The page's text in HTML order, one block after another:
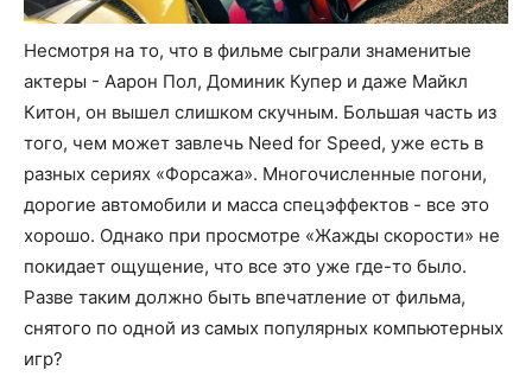
Несмотря на то, что в фильме сыграли знаменитые
актеры - Аарон Пол, Доминик Купер и даже Майкл
Китон, он вышел слишком скучным. Большая часть из
того, чем может завлечь Need for Speed, уже есть в
разных сериях «Форсажа». Многочисленные погони,
дорогие автомобили и масса спецэффектов - все это
хорошо. Однако при просмотре «Жажды скорости» не
покидает ощущение, что все это уже где-то было.
Разве таким должно быть впечатление от фильма,
снятого по одной из самых популярных компьютерных
игр?